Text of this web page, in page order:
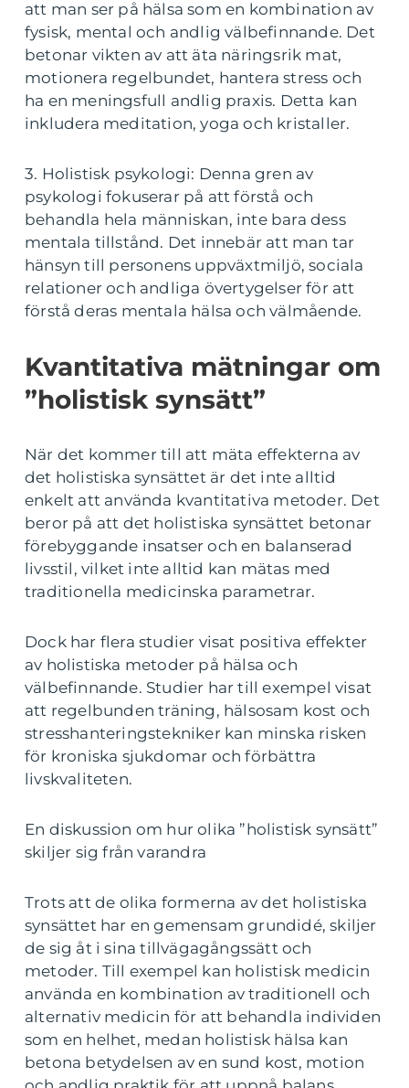
att man ser på hälsa som en kombination av
fysisk, mental och andlig välbefinnande. Det
betonar vikten av att äta näringsrik mat,
motionera regelbundet, hantera stress och
ha en meningsfull andlig praxis. Detta kan
inkludera meditation, yoga och kristaller.
3. Holistisk psykologi: Denna gren av
psykologi fokuserar på att förstå och
behandla hela människan, inte bara dess
mentala tillstånd. Det innebär att man tar
hänsyn till personens uppväxtmiljö, sociala
relationer och andliga övertygelser för att
förstå deras mentala hälsa och välmående.
Kvantitativa mätningar om
”holistisk synsätt”
När det kommer till att mäta effekterna av
det holistiska synsättet är det inte alltid
enkelt att använda kvantitativa metoder. Det
beror på att det holistiska synsättet betonar
förebyggande insatser och en balanserad
livsstil, vilket inte alltid kan mätas med
traditionella medicinska parametrar.
Dock har flera studier visat positiva effekter
av holistiska metoder på hälsa och
välbefinnande. Studier har till exempel visat
att regelbunden träning, hälsosam kost och
stresshanteringstekniker kan minska risken
för kroniska sjukdomar och förbättra
livskvaliteten.
En diskussion om hur olika ”holistisk synsätt”
skiljer sig från varandra
Trots att de olika formerna av det holistiska
synsättet har en gemensam grundidé, skiljer
de sig åt i sina tillvägagångssätt och
metoder. Till exempel kan holistisk medicin
använda en kombination av traditionell och
alternativ medicin för att behandla individen
som en helhet, medan holistisk hälsa kan
betona betydelsen av en sund kost, motion